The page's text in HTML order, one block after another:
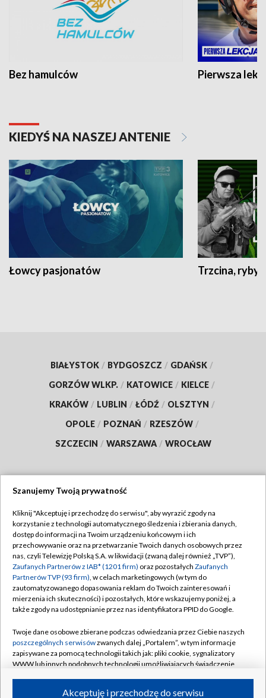
Bez hamulców Pierwsza
KIEDYŚ NA NASZEJ ANTENIE
Łowcy pasjonatów Trzcina, ryby
BIAŁYSTOK / BYDGOSZCZ / GDAŃSK /
GORZÓW WLKP. / KATOWICE / KIELCE /
KRAKÓW / LUBLIN / ŁÓDŹ / OLSZTYN /
OPOLE / POZNAŃ / RZESZÓW /
SZCZECIN / WARSZAWA / WROCŁAW
TVP
Abonament TVP
Emisja w TVP
Centrum informacji TVP
Naziemna Telewizja Cyfrowa
Rada Programowa
System NOS
Informacje o nadawcy
Regulamin TVP
Polityka prywatności
Moje zgody
Pomoc
Kontakt
Kanały
Szanujemy Twoją prywatność
Kliknij "Akceptuję i przechodzę do serwisu", aby wyrazić zgody na
korzystanie z technologii automatycznego śledzenia i zbierania danych,
dostęp do informacji na Twoim urządzeniu końcowym i ich
przechowywanie oraz na przetwarzanie Twoich danych osobowych przez
nas, czyli Telewizję Polską S.A. w likwidacji (zwaną dalej również „TVP”),
Zaufanych Partnerów z IAB* (1201 firm) oraz pozostałych Zaufanych
Partnerów TVP (93 firm), w celach marketingowych (w tym do
zautomatyzowanego dopasowania reklam do Twoich zainteresowań i
mierzenia ich skuteczności) i pozostałych, które wskazujemy poniżej, a
także zgody na udostępnianie przez nas identyfikatora PPID do Google.
Twoje dane osobowe zbierane podczas odwiedzania przez Ciebie naszych
poszczególnych serwisówzwanych dalej „Portalem”, w tym informacje
zapisywane za pomocą technologii takich jak: pliki cookie, sygnalizatory
WWW lub innych podobnych technologii umożliwiających świadczenie
ruchu w Internecie.Akceptuję i przechodzę do serwisu